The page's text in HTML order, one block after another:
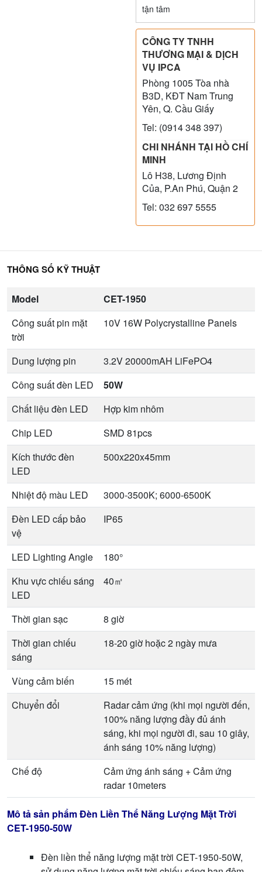
tận tâm
CÔNG TY TNHH
THƯƠNG MẠI & DỊCH
VỤ IPCA
Phòng 1005 Tòa nhà
B3D, KĐT Nam Trung
Yên, Q. Cầu Giấy
Tel: (0914 348 397)
CHI NHÁNH TẠI HỒ CHÍ
MINH
Lô H38, Lương Định
Của, P.An Phú, Quận 2
Tel: 032 697 5555
Mô tả sản phẩm Đèn Liền Thể Năng Lượng Mặt Trời
CET-1950-50W
Đèn liền thể năng lượng mặt trời CET-1950-50W,
THÔNG SỐ KỸ THUẬT
Model
CET-1950
Công suất pin mặt
trời
10V 16W Polycrystalline Panels
Dung lượng pin
3.2V 20000mAH LiFePO4
Công suất đèn LED
50W
Chất liệu đèn LED
Hợp kim nhôm
Chip LED
SMD 81pcs
Kích thước đèn
LED
500x220x45mm
Nhiệt độ màu LED
3000-3500K; 6000-6500K
Đèn LED cấp bảo
vệ
IP65
LED Lighting Angle
180°
Khu vực chiếu sáng
LED
40㎡
Thời gian sạc
8 giờ
Thời gian chiếu
sáng
18-20 giờ hoặc 2 ngày mưa
Vùng cảm biến
15 mét
Chuyển đổi
Radar cảm ứng (khi mọi người đến,
100% năng lượng đầy đủ ánh
sáng, khi mọi người đi, sau 10 giây,
ánh sáng 10% năng lượng)
Chế độ
Cảm ứng ánh sáng + Cảm ứng
radar 10meters